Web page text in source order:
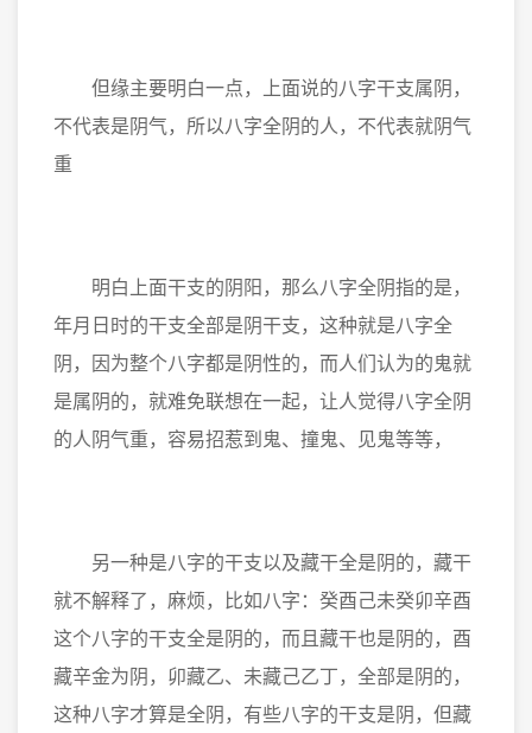
但缘主要明白一点，上面说的八字干支属阴，
不代表是阴气，所以八字全阴的人，不代表就阴气
重
明白上面干支的阴阳，那么八字全阴指的是，
年月日时的干支全部是阴干支，这种就是八字全
阴，因为整个八字都是阴性的，而人们认为的鬼就
是属阴的，就难免联想在一起，让人觉得八字全阴
的人阴气重，容易招惹到鬼、撞鬼、见鬼等等，
另一种是八字的干支以及藏干全是阴的，藏干
就不解释了，麻烦，比如八字：癸酉己未癸卯辛酉
这个八字的干支全是阴的，而且藏干也是阴的，酉
藏辛金为阴，卯藏乙、未藏己乙丁，全部是阴的，
这种八字才算是全阴，有些八字的干支是阴，但藏